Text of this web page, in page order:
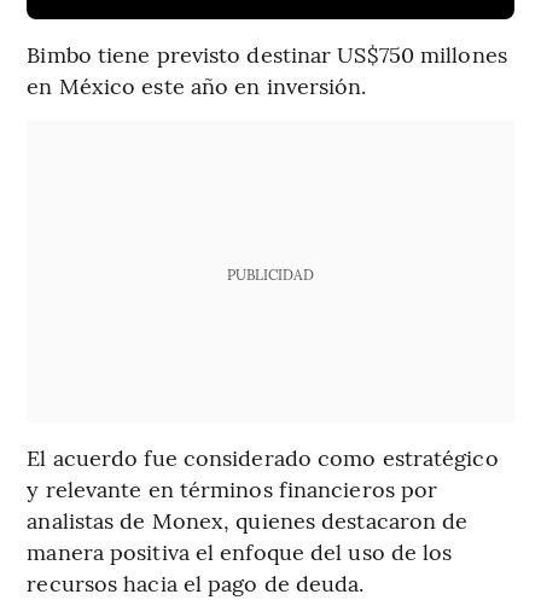
Bimbo tiene previsto destinar US$750 millones
en México este año en inversión.
PUBLICIDAD
El acuerdo fue considerado como estratégico
y relevante en términos financieros por
analistas de Monex, quienes destacaron de
manera positiva el enfoque del uso de los
recursos hacia el pago de deuda.